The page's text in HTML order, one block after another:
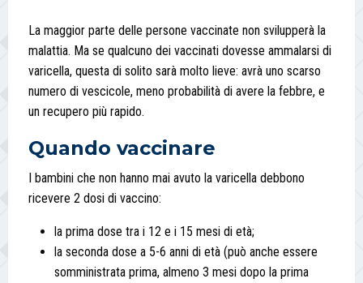
La maggior parte delle persone vaccinate non svilupperà la
malattia. Ma se qualcuno dei vaccinati dovesse ammalarsi di
varicella, questa di solito sarà molto lieve: avrà uno scarso
numero di vescicole, meno probabilità di avere la febbre, e
un recupero più rapido.
Quando vaccinare
I bambini che non hanno mai avuto la varicella debbono
ricevere 2 dosi di vaccino:
la prima dose tra i 12 e i 15 mesi di età;
la seconda dose a 5-6 anni di età (può anche essere
somministrata prima, almeno 3 mesi dopo la prima